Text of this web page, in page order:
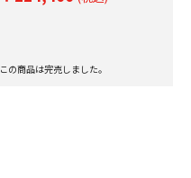
この商品は完売しました。